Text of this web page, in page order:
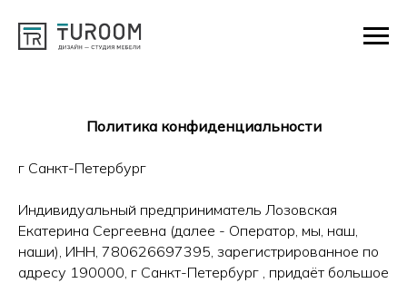
Политика конфиденциальности
г Санкт-Петербург
Индивидуальный предприниматель Лозовская
Екатерина Сергеевна (далее - Оператор, мы, наш,
наши), ИНН, 780626697395, зарегистрированное по
адресу 190000, г Санкт-Петербург , придаёт большое